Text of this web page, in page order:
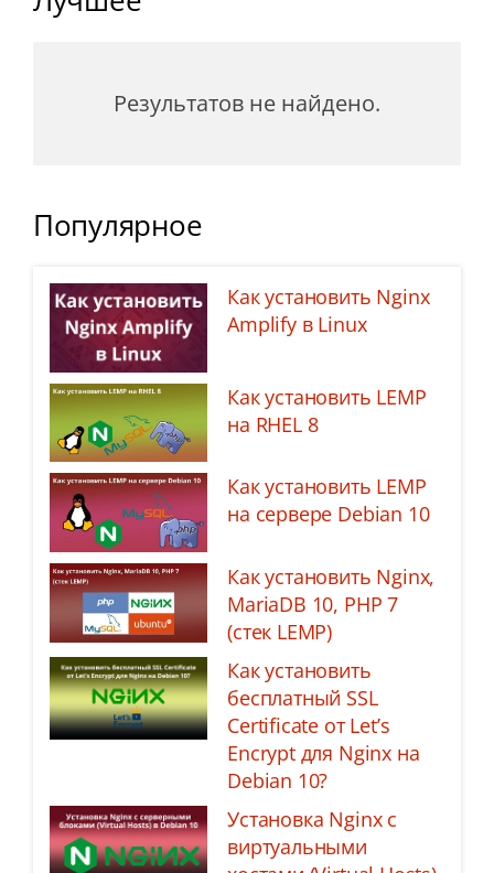
Результатов не найдено.
Популярное
Как установить Nginx
Amplify в Linux
Как установить LEMP
на RHEL 8
Как установить LEMP
на сервере Debian 10
Как установить Nginx,
MariaDB 10, PHP 7
(стек LEMP)
Как установить
бесплатный SSL
Certificate от Let’s
Encrypt для Nginx на
Debian 10?
Установка Nginx с
виртуальными